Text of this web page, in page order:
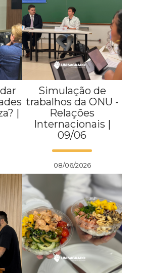
Contatos
acadêmico
UATI
|
Simulação de
trabalhos da ONU -
Relações
Internacionais |
09/06
08/06/2026